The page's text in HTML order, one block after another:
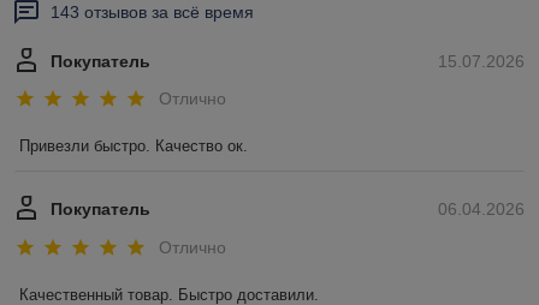
143 отзывов за всё время
15.07.2026
Покупатель
Отлично
Привезли быстро. Качество ок.
06.04.2026
Покупатель
Отлично
Качественный товар. Быстро доставили.